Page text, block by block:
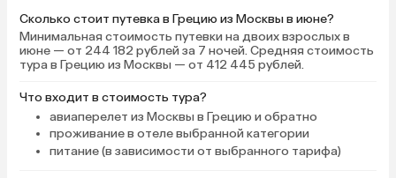
Сколько стоит путевка в Грецию из Москвы в июне?
Минимальная стоимость путевки на двоих взрослых в
июне — от 244 182 рублей за 7 ночей. Средняя стоимость
тура в Грецию из Москвы — от 412 445 рублей.
Что входит в стоимость тура?
авиаперелет из Москвы в Грецию и обратно
проживание в отеле выбранной категории
питание (в зависимости от выбранного тарифа)